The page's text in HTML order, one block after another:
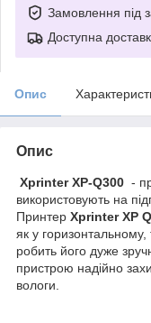
Замовлення під
Доступна
Опис
Опис
Xprinter XP-Q300 -
використовують на
Принтер Xprinter XP
як у
робить його дуже
пристрою надійно
вологи.